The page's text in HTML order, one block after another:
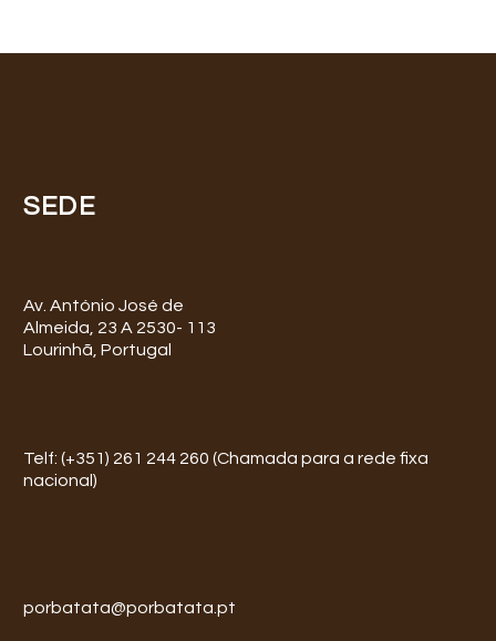
SEDE
Av. António José de
Almeida, 23 A 2530- 113
Lourinhã, Portugal
Telf: (+351) 261 244 260 (Chamada para a rede fixa
nacional)
porbatata@porbatata.pt